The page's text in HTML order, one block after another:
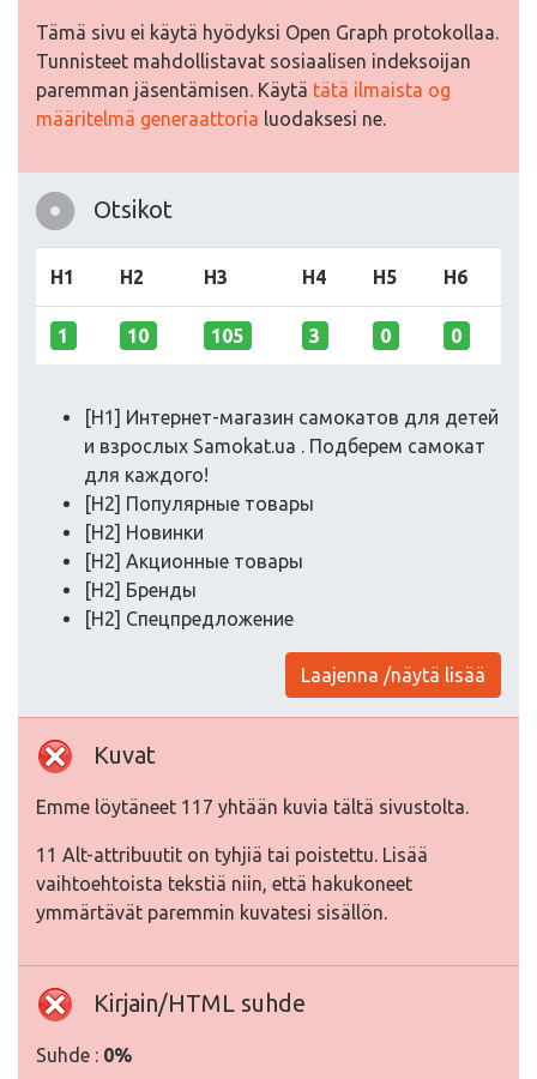
Tämä sivu ei käytä hyödyksi Open Graph protokollaa.
Tunnisteet mahdollistavat sosiaalisen indeksoijan
paremman jäsentämisen. Käytä tätä ilmaista og
määritelmä generaattoria luodaksesi ne.
Otsikot
H1 H2 H3 H4 H5 H6
1 10 105 3 0 0
[H1] Интернет-магазин самокатов для детей
и взрослых Samokat.ua . Подберем самокат
для каждого!
[H2] Популярные товары
[H2] Новинки
[H2] Акционные товары
[H2] Бренды
[H2] Спецпредложение
Laajenna /näytä lisää
Kuvat
Emme löytäneet 117 yhtään kuvia tältä sivustolta.
11 Alt-attribuutit on tyhjiä tai poistettu. Lisää
vaihtoehtoista tekstiä niin, että hakukoneet
ymmärtävät paremmin kuvatesi sisällön.
Kirjain/HTML suhde
Suhde : 0%